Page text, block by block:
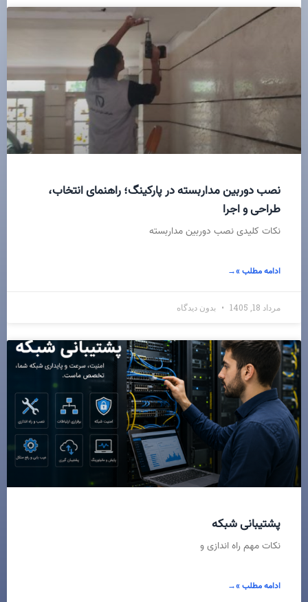
نصب دوربین مداربسته در پارکینگ؛ راهنمای انتخاب،
طراحی و اجرا
نکات کلیدی نصب دوربین مداربسته
ادامه مطلب »
مرداد 18, 1405 بدون دیدگاه
پشتیبانی شبکه
نکات مهم راه اندازی و
ادامه مطلب »